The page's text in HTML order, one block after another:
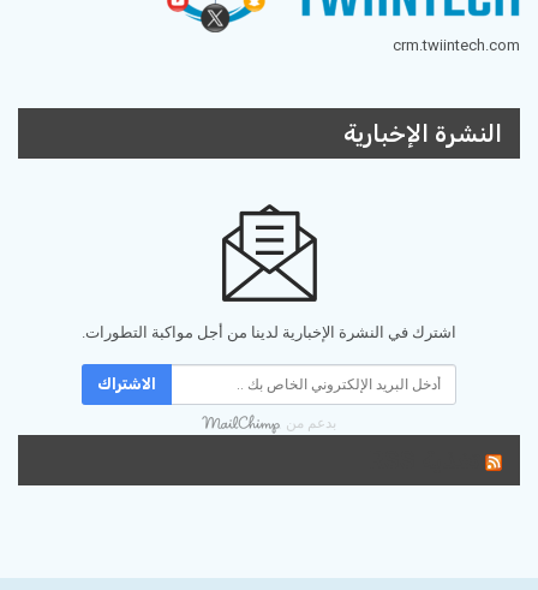
crm.twiintech.com
النشرة الإخبارية
اشترك في النشرة الإخبارية لدينا من أجل مواكبة التطورات.
الاشتراك
بدعم من